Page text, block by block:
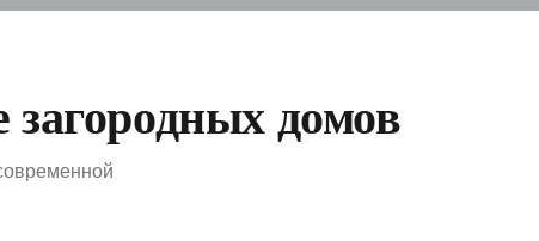
загородных домов